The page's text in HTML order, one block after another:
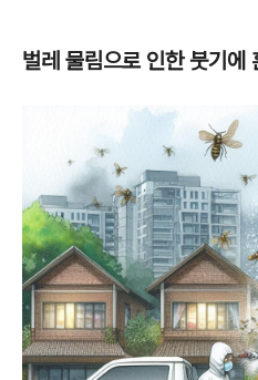
벌레 물림으로 인한 붓기에